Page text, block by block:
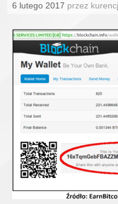
6 lutego 2017 przez